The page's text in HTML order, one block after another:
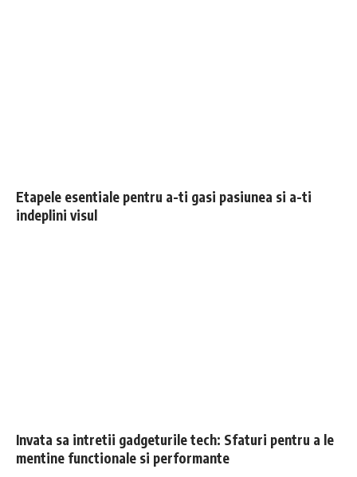
Etapele esentiale pentru a-ti gasi pasiunea si a-ti
indeplini visul
Invata sa intretii gadgeturile tech: Sfaturi pentru a le
mentine functionale si performante